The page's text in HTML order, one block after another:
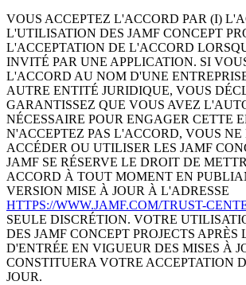
VOUS ACCEPTEZ L'ACCORD PAR (I)
L'UTILISATION DES JAMF CONCEPT
L'ACCEPTATION DE L'ACCORD
INVITÉ PAR UNE APPLICATION. SI
L'ACCORD AU NOM D'UNE
AUTRE ENTITÉ JURIDIQUE, VOUS
GARANTISSEZ QUE VOUS AVEZ
NÉCESSAIRE POUR ENGAGER CETTE
N'ACCEPTEZ PAS L'ACCORD, VOUS NE
ACCÉDER OU UTILISER LES JAMF
JAMF SE RÉSERVE LE DROIT DE
ACCORD À TOUT MOMENT EN
VERSION MISE À JOUR À L'ADRESSE
HTTPS://WWW.JAMF.COM/TRUST-
SEULE DISCRÉTION. VOTRE
DES JAMF CONCEPT PROJECTS APRÈS
D'ENTRÉE EN VIGUEUR DES MISES À
CONSTITUERA VOTRE ACCEPTATION
JOUR.